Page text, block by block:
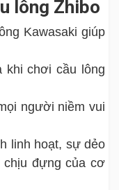
lông Zhibo
Kawasaki giúp
khi chơi cầu lông
người niềm vui
linh hoạt, sự dẻo
chịu đựng của cơ